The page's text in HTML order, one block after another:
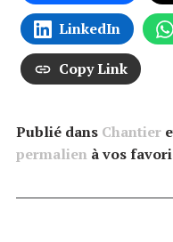
LinkedIn
Copy Link
Publié dans Chantier
permalien à vos